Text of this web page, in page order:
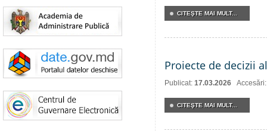
CITEŞTE MAI MULT...
Proiecte de decizii
Publicat: 17.03.2026
CITEŞTE MAI MULT...